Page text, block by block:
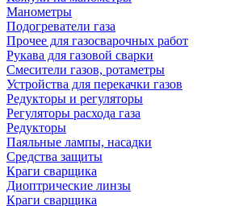
Манометры
Подогреватели газа
Прочее для газосварочных работ
Рукава для газовой сварки
Смесители газов, ротаметры
Устройства для перекачки газов
Редукторы и регуляторы
Регуляторы расхода газа
Редукторы
Паяльные лампы, насадки
Средства защиты
Краги сварщика
Диоптрические линзы
Краги сварщика